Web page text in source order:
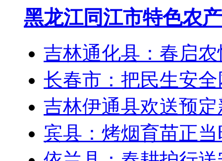
黑龙江同江市特色农
吉林通化县：春启
长春市：把民生安
吉林伊通县欢送预
宾县：烤烟育苗正